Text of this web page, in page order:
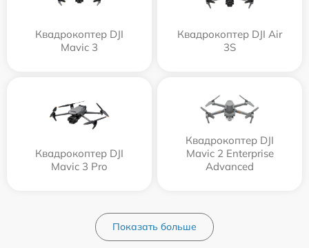
Квадрокоптер DJI
Mavic 3
Квадрокоптер DJI Air
3S
Квадрокоптер DJI
Mavic 3 Pro
Квадрокоптер DJI
Mavic 2 Enterprise
Advanced
Показать больше